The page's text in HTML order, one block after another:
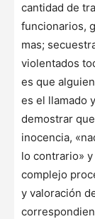
cantidad de
funcionarios,
mas;
violentados
es que
es el llamado
demostrar
inocencia,
lo contrario»
complejo
y valoración